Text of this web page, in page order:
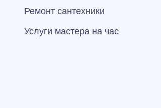
Ремонт сантехники
Услуги мастера на час